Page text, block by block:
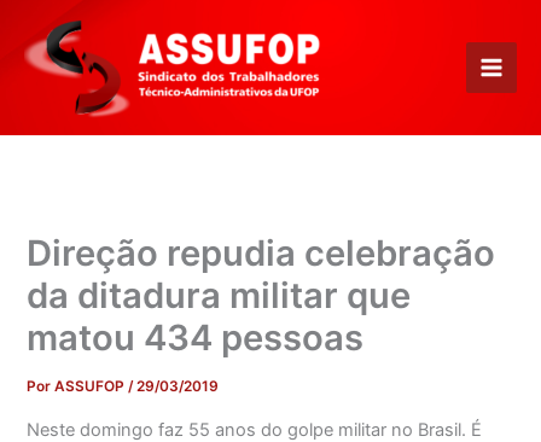
para
conteúdo
Direção repudia celebração
da ditadura militar que
matou 434 pessoas
PorASSUFOP/29/03/2019
Neste domingo faz 55 anos do golpe militar no Brasil. É